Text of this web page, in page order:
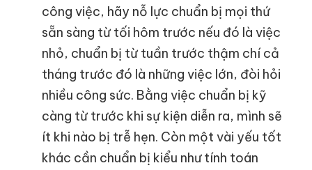
công việc, hãy nỗ lực chuẩn bị mọi thứ
sẵn sàng từ tối hôm trước nếu đó là việc
nhỏ, chuẩn bị từ tuần trước thậm chí cả
tháng trước đó là những việc lớn, đòi hỏi
nhiều công sức. Bằng việc chuẩn bị kỹ
càng từ trước khi sự kiện diễn ra, mình sẽ
ít khi nào bị trễ hẹn. Còn một vài yếu tốt
khác cần chuẩn bị kiểu như tính toán